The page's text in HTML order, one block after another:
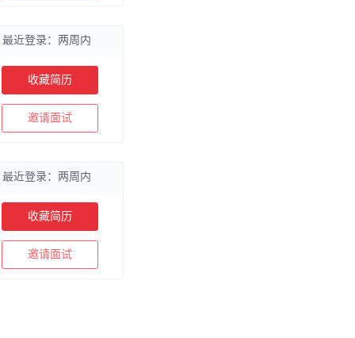
最近登录：两周内
收藏简历
邀请面试
最近登录：两周内
收藏简历
邀请面试